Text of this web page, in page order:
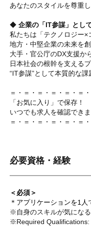
あなたのスタイルを尊重し
◆ 企業の「IT参謀」とし
私たちは「テクノロジー×
地方・中堅企業の未来を創
大手・官公庁のDX支援か
日本社会の根幹を支える
“IT参謀”として本質的な課
＝・＝・＝・＝・＝・＝
「お気に入り」で保存！
いつでも求人を確認できま
＝・＝・＝・＝・＝・＝
必要資格・経験
＜必須＞
＊アプリケーションを1
※自身のスキルが気にな
※Required Qualifications: